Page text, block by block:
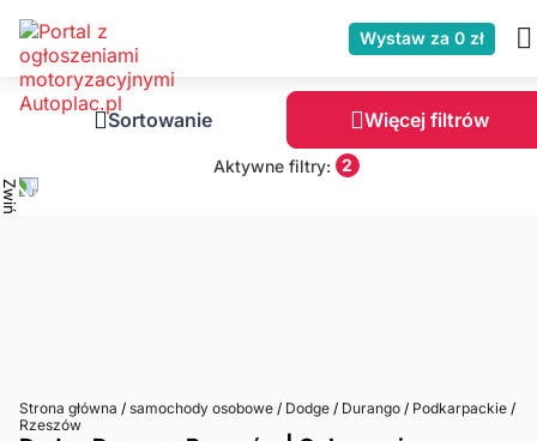
Wystaw za 0 zł
Sortowanie Więcej filtrów
Aktywne filtry: 2
Strona główna / samochody osobowe / Dodge / Durango / Podkarpackie /
Rzeszów